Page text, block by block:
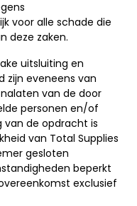
voor alle schade die
deze zaken.
uitsluiting en
zijn eveneens van
van de door
personen en/of
van de opdracht is
van Total Supplies
gesloten
beperkt
exclusief